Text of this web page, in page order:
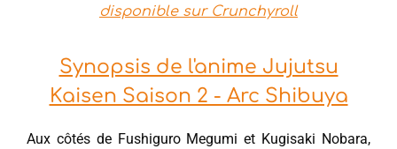
disponible sur Crunchyroll
Synopsis de l'anime Jujutsu
Kaisen Saison 2 - Arc Shibuya
Aux côtés de Fushiguro Megumi et Kugisaki Nobara,